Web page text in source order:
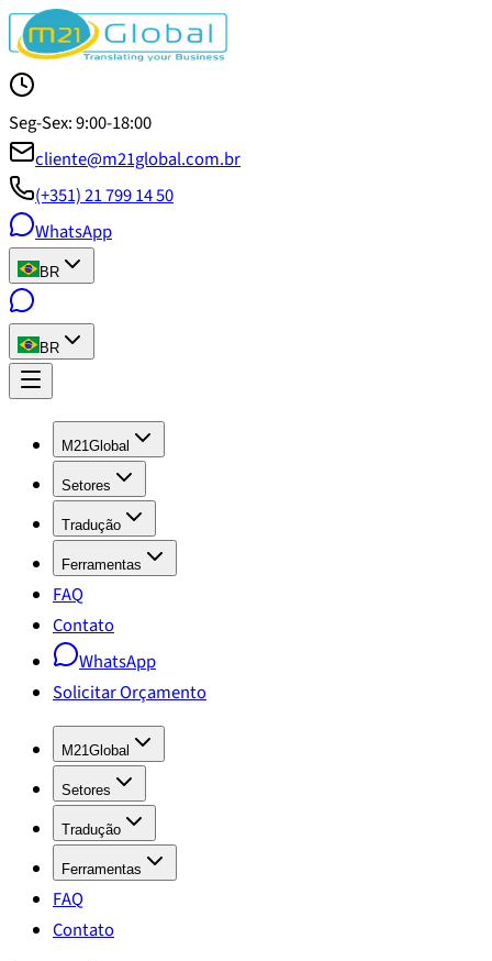
Seg-Sex: 9:00-18:00
cliente@m21global.com.br
(+351) 21 799 14 50
WhatsApp
BR
BR
M21Global
Setores
Tradução
Ferramentas
FAQ
Contato
WhatsApp
Solicitar Orçamento
M21Global
Setores
Tradução
Ferramentas
FAQ
Contato